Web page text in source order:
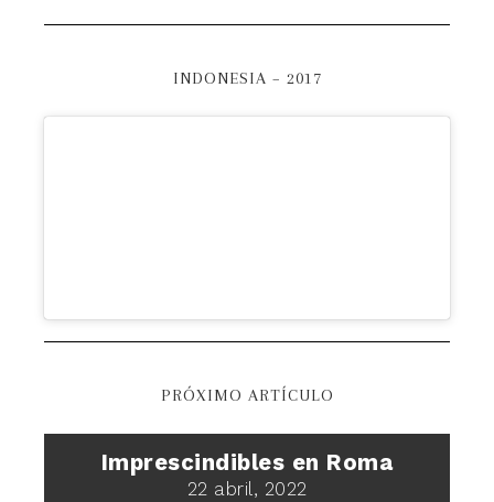
INDONESIA – 2017
PRÓXIMO ARTÍCULO
Imprescindibles en Roma
22 abril, 2022